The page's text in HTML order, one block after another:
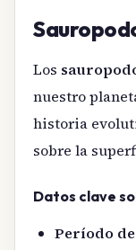
Los
nuestro
historia
sobre la
Datos clave
Período